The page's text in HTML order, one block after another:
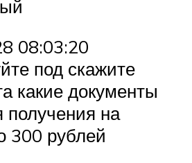
08:03:20
под скажите
какие документы
на
300 рублей